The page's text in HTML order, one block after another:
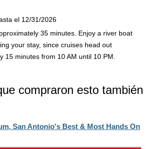
el 12/31/2026
35 minutes. Enjoy a river boat
your stay, since cruises head out
15 minutes from 10 AM until 10 PM.
compraron esto también
San Antonio's Best & Most Hands On